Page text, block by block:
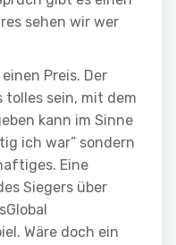
sehen wir wer
Preis. Der
tolles sein, mit dem
kann im Sinne
ich war” sondern
Eine
Siegers über
Wäre doch ein